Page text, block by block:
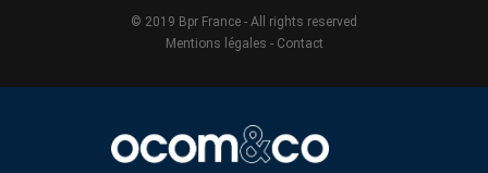
© 2019 Bpr France - All rights reserved
Mentions légales - Contact